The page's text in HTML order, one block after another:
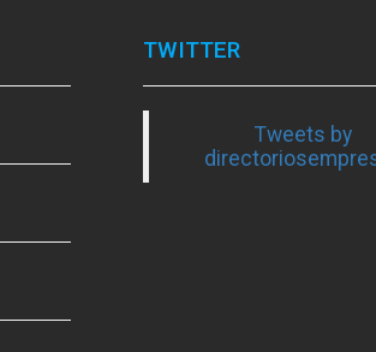
TWITTER
Tweets by